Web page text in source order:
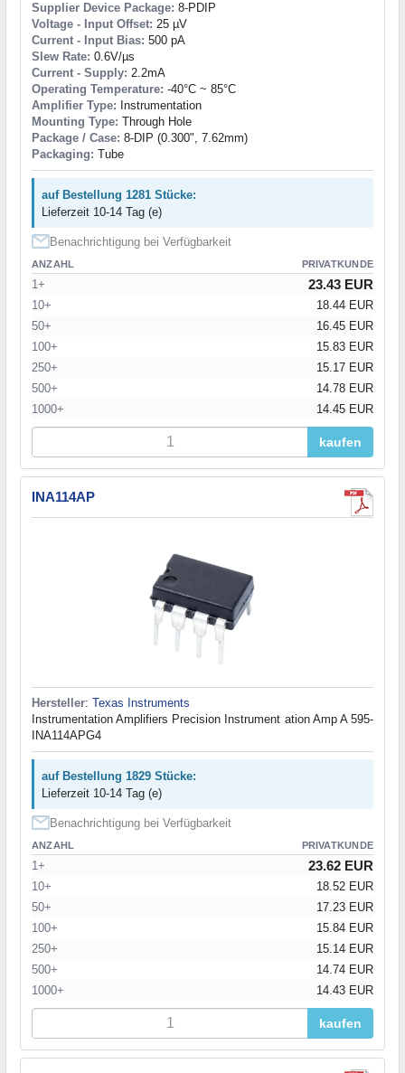
Supplier Device Package: 8-PDIP
Voltage - Input Offset: 25 µV
Current - Input Bias: 500 pA
Slew Rate: 0.6V/µs
Current - Supply: 2.2mA
Operating Temperature: -40°C ~ 85°C
Amplifier Type: Instrumentation
Mounting Type: Through Hole
Package / Case: 8-DIP (0.300", 7.62mm)
Packaging: Tube
auf Bestellung 1281 Stücke:
Lieferzeit 10-14 Tag (e)
Benachrichtigung bei Verfügbarkeit
ANZAHL PRIVATKUNDE
1+ 23.43 EUR
10+
18.44 EUR
50+
16.45 EUR
100+
15.83 EUR
250+
15.17 EUR
500+
14.78 EUR
1000+
14.45 EUR
kaufen
INA114AP
Hersteller: Texas Instruments
Instrumentation Amplifiers Precision Instrument ation Amp A 595-
INA114APG4
auf Bestellung 1829 Stücke:
Lieferzeit 10-14 Tag (e)
Benachrichtigung bei Verfügbarkeit
ANZAHL PRIVATKUNDE
1+ 23.62 EUR
10+
18.52 EUR
50+
17.23 EUR
100+
15.84 EUR
250+
15.14 EUR
500+
14.74 EUR
1000+
14.43 EUR
kaufen